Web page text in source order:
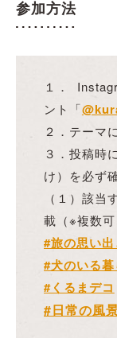
参加方法
１．
ント「
２．テーマ
３．投稿時
け）を必ず
（１）該当
載（※複数可
#旅の思い
#犬のいる
#くるまデコ
#日常の風